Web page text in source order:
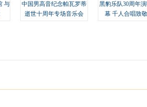
与
中国男高音纪念帕瓦罗蒂
逝世十周年专场音乐会
黑豹乐队30周年
幕 千人合唱致